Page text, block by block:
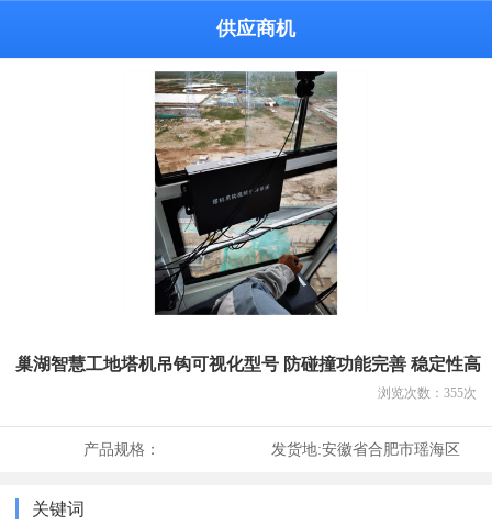
供应商机
巢湖智慧工地塔机吊钩可视化型号 防碰撞功能完善 稳定性高
浏览次数： 355次
产品规格： 发货地:安徽省合肥市瑶海区
关键词